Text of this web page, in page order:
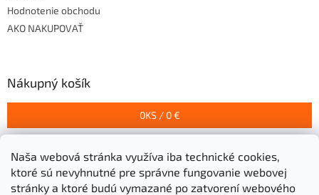
Naša webová stránka využíva iba technické cookies,
ktoré sú nevyhnutné pre správne fungovanie webovej
stránky a ktoré budú vymazané po zatvorení webového
Hodnotenie obchodu
AKO NAKUPOVAŤ
Nákupný košík
0KS / 0 €
Prijímame online platby